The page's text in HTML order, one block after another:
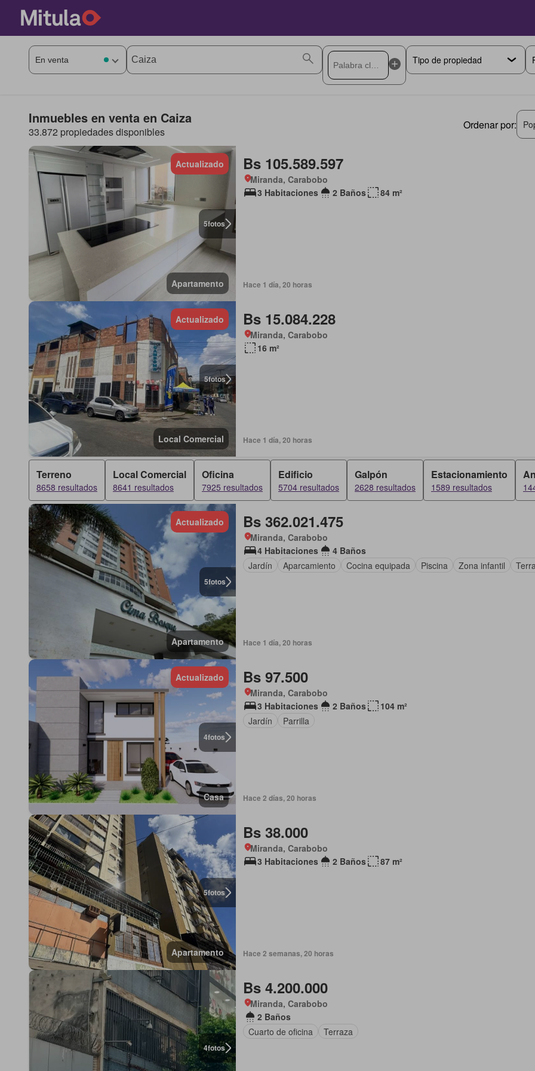
Inmuebles en venta en Caiza
33.872 propiedades disponibles
Ordenar por:
5fotos
Actualizado
Apartamento
Bs 105.589.597
Miranda, Carabobo
3 Habitaciones
2 Baños 84 m²
Hace 1 día, 20 horas
5fotos
Actualizado
Local Comercial
Bs 15.084.228
Miranda, Carabobo
16 m²
Hace 1 día, 20 horas
Terreno
8658 resultados
Local Comercial
8641 resultados
Oficina
7925 resultados
Edificio
5704 resultados
Galpón
2628 resultados
Estacionamiento
1589 resultados
5fotos
Actualizado
Apartamento
Bs 362.021.475
Miranda, Carabobo
4 Habitaciones
4 Baños
Jardín
Aparcamiento Cocina equipada Piscina Zona infantil
Hace 1 día, 20 horas
4fotos
Actualizado
Casa
Bs 97.500
Miranda, Carabobo
3 Habitaciones
2 Baños
104 m²
Jardín
Parrilla
Hace 2 días, 20 horas
5fotos
Apartamento
Bs 38.000
Miranda, Carabobo
3 Habitaciones
2 Baños 87 m²
Hace 2 semanas, 20 horas
4fotos
Bs 4.200.000
Miranda, Carabobo
2 Baños
Cuarto de oficina
Terraza